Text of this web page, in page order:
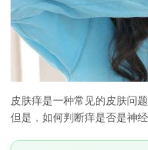
皮肤痒是一种常见的皮肤问
但是，如何判断痒是否是神